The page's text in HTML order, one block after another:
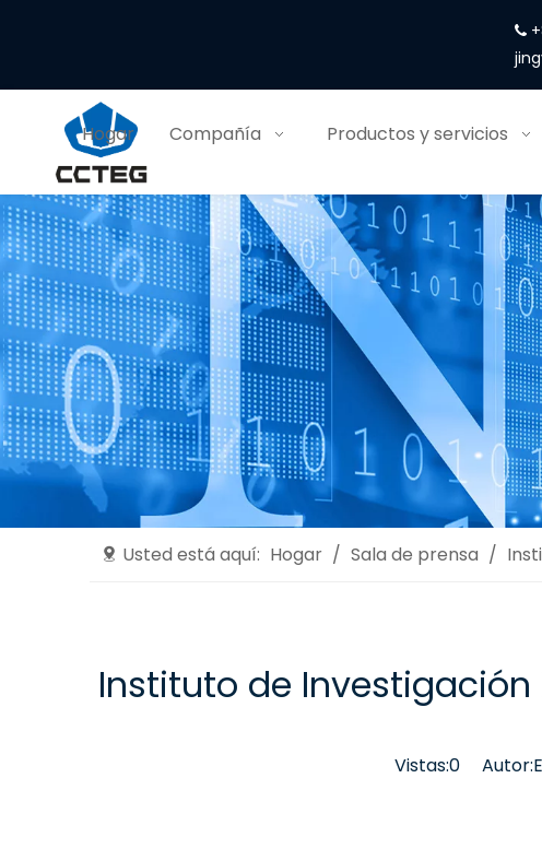

Hogar Compañía Productos y servicios
Usted está aquí: Hogar / Sala de prensa /
Instituto de Investigación
Vistas:0